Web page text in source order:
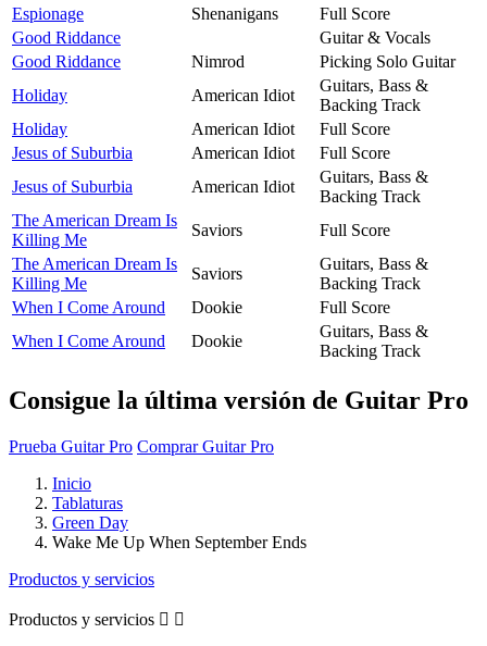
Espionage
Shenanigans
Full Score
Good Riddance
Guitar & Vocals
Good Riddance
Nimrod
Picking Solo Guitar
Holiday
American Idiot
Guitars, Bass &
Backing Track
Holiday
American Idiot
Full Score
Jesus of Suburbia
American Idiot
Full Score
Jesus of Suburbia
American Idiot
Guitars, Bass &
Backing Track
The American Dream Is
Killing Me
Saviors
Full Score
The American Dream Is
Killing Me
Saviors
Guitars, Bass &
Backing Track
When I Come Around
Dookie
Full Score
When I Come Around
Dookie
Guitars, Bass &
Backing Track
Consigue la última versión de Guitar Pro
Prueba Guitar Pro Comprar Guitar Pro
Inicio
Tablaturas
Green Day
Wake Me Up When September Ends
Productos y servicios
Productos y servicios  